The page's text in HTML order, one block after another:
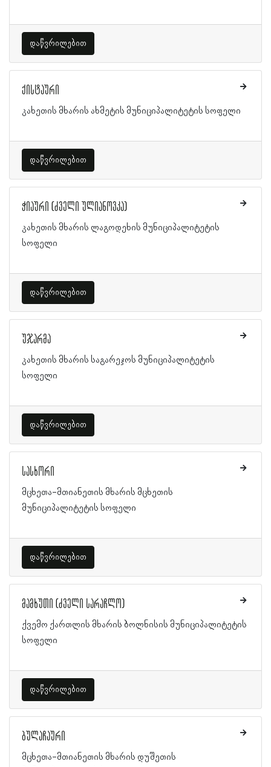
დაწვრილებით
ქისტაური
კახეთის მხარის ახმეტის მუნიციპალიტეტის სოფელი
დაწვრილებით
ჭიაური (ძველი ულიანოვკა)
კახეთის მხარის ლაგოდეხის მუნიციპალიტეტის
სოფელი
დაწვრილებით
უჯარმა
კახეთის მხარის საგარეჯოს მუნიციპალიტეტის
სოფელი
დაწვრილებით
სასხორი
მცხეთა-მთიანეთის მხარის მცხეთის
მუნიციპალიტეტის სოფელი
დაწვრილებით
მამხუთი (ძველი სარაჩლო)
ქვემო ქართლის მხარის ბოლნისის მუნიციპალიტეტის
სოფელი
დაწვრილებით
ბულაჩაური
მცხეთა-მთიანეთის მხარის დუშეთის